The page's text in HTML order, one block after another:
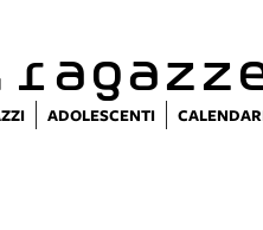
ADOLESCENTI